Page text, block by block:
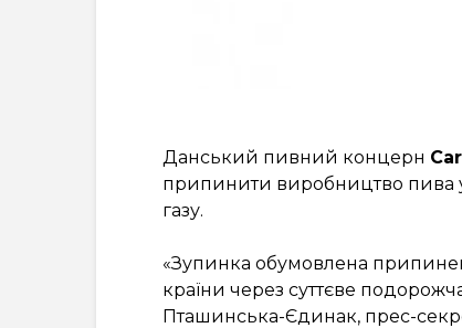
Данський пивний концерн
припинити виробництво пива
газу.
«Зупинка обумовлена
країни через суттєве
Пташинська-Єдинак, прес-